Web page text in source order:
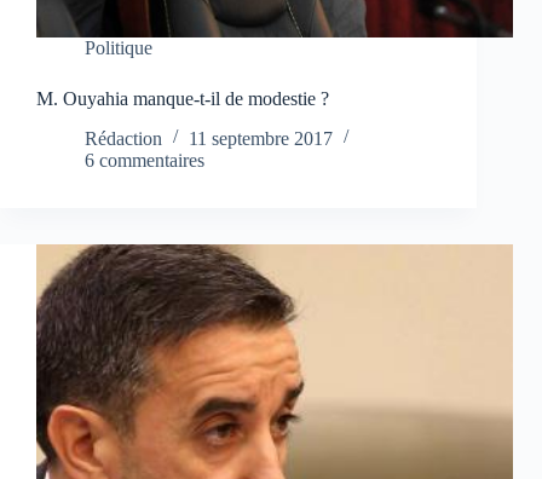
Politique
M. Ouyahia manque-t-il de modestie ?
Rédaction
11 septembre 2017
6 commentaires